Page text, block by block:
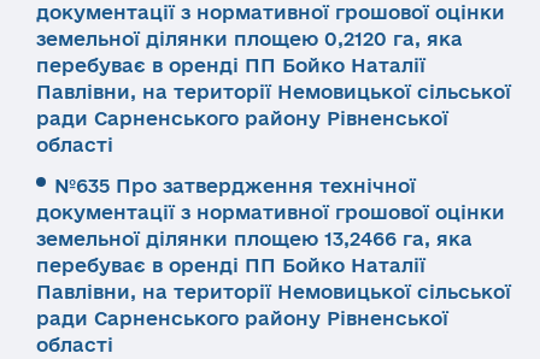
документації з нормативної грошової оцінки
земельної ділянки площею 0,2120 га, яка
перебуває в оренді ПП Бойко Наталії
Павлівни, на території Немовицької сільської
ради Сарненського району Рівненської
області
№635 Про затвердження технічної
документації з нормативної грошової оцінки
земельної ділянки площею 13,2466 га, яка
перебуває в оренді ПП Бойко Наталії
Павлівни, на території Немовицької сільської
ради Сарненського району Рівненської
області